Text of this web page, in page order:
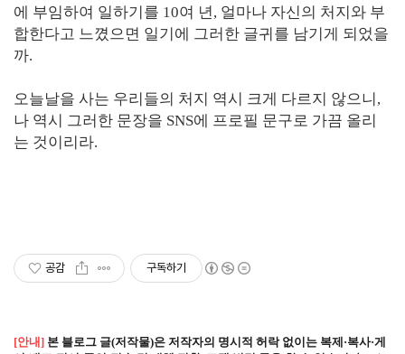
에 부임하여 일하기를 10여 년, 얼마나 자신의 처지와 부
합한다고 느꼈으면 일기에 그러한 글귀를 남기게 되었을
까.
오늘날을 사는 우리들의 처지 역시 크게 다르지 않으니,
나 역시 그러한 문장을 SNS에 프로필 문구로 가끔 올리
는 것이리라.
공감 구독하기
[안내] 본 블로그 글(저작물)은 저작자의 명시적 허락 없이는 복제·복사·게